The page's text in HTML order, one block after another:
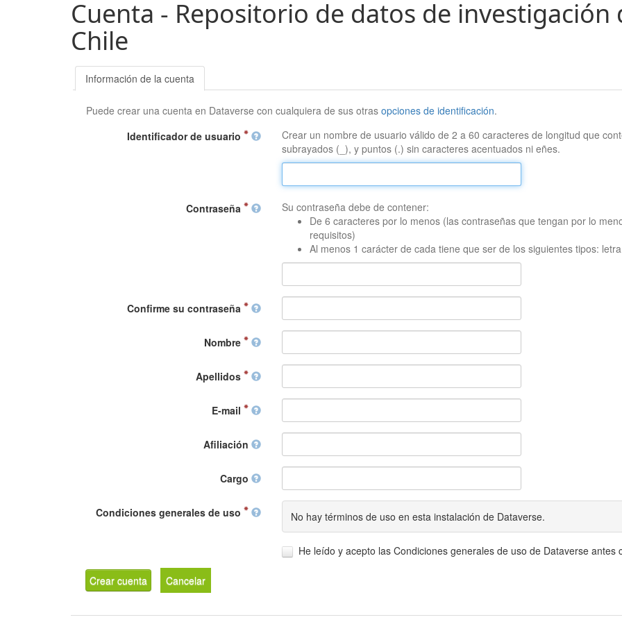
Cuenta - Repositorio de datos de investigación
Chile
Información de la cuenta
Puede crear una cuenta en Dataverse con cualquiera de sus otrasopciones de identificación.
Identificador de usuario
Crear un nombre de usuario válido de 2 a 60 caracteres de longitud que
subrayados (_), y puntos (.) sin caracteres acentuados ni eñes.
Contraseña
Su contraseña debe de contener:
De 6 caracteres por lo menos (las contraseñas que tengan por lo
requisitos)
Al menos 1 carácter de cada tiene que ser de los siguientes tipos:
Confirme su contraseña
Nombre
Apellidos
E-mail
Afiliación
Cargo
Condiciones generales de uso No hay términos de uso en esta instalación de Dataverse.
He leído y acepto las Condiciones generales de uso de Dataverse antes
Crear cuenta Cancelar